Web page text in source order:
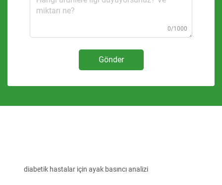
0/1000
Gönder
diabetik hastalar için ayak basıncı analizi